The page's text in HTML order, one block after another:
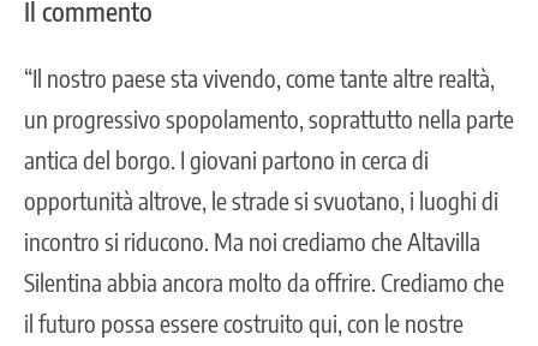
Il commento
“Il nostro paese sta vivendo, come tante altre realtà,
un progressivo spopolamento, soprattutto nella parte
antica del borgo. I giovani partono in cerca di
opportunità altrove, le strade si svuotano, i luoghi di
incontro si riducono. Ma noi crediamo che Altavilla
Silentina abbia ancora molto da offrire. Crediamo che
il futuro possa essere costruito qui, con le nostre